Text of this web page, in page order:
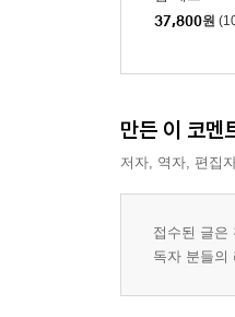
37,800원
만든 이 코멘
저자, 역자, 편집
접수된 글은
독자 분들의